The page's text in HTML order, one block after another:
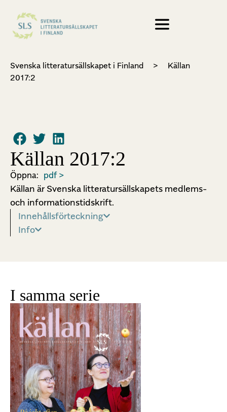
Svenska litteratursällskapet i Finland >
Källan
2017:2
Källan 2017:2
Öppna: pdf >
Källan är Svenska litteratursällskapets medlems-
och informationstidskrift.
Innehållsförteckning
Info
I samma serie